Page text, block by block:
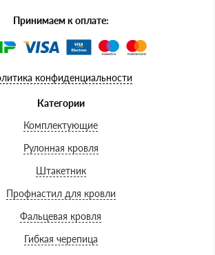
Принимаем к оплате:
конфиденциальности
Категории
Комплектующие
Рулонная кровля
Штакетник
Профнастил для кровли
Фальцевая кровля
Гибкая черепица